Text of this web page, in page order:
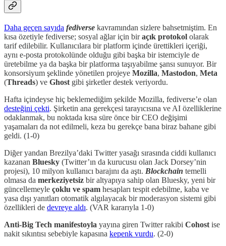
Daha geçen sayıda fediverse kavramından sizlere bahsetmiştim. En
kısa özetiyle fediverse; sosyal ağlar için biraçık protokol olarak
tarif edilebilir. Kullanıcılara bir platform içinde ürettikleri içeriği,
aynı e-posta protokolünde olduğu gibi başka bir istemciyle de
üretebilme ya da başka bir platforma taşıyabilme şansı sunuyor. Bir
konsorsiyum şeklinde yönetilen projeye Mozilla, Mastodon, Meta
(Threads) ve Ghost gibi şirketler destek veriyordu.
Hafta içindeyse hiç beklemediğim şekilde Mozilla, fediverse’e olan
desteğini çekti. Şirketin ana gerekçesi tarayıcısına ve AI özelliklerine
odaklanmak, bu noktada kısa süre önce bir CEO değişimi
yaşamaları da not edilmeli, keza bu gerekçe bana biraz bahane gibi
geldi. (1-0)
Diğer yandan Brezilya’daki Twitter yasağı sırasında ciddi kullanıcı
kazanan Bluesky (Twitter’ın da kurucusu olan Jack Dorsey’nin
projesi), 10 milyon kullanıcı barajını da aştı. Blockchain temelli
olmasa da merkeziyetsiz bir altyapıya sahip olan Bluesky, yeni bir
güncellemeyle çoklu ve spam hesapları tespit edebilme, kaba ve
yasa dışı yanıtları otomatik algılayacak bir moderasyon sistemi gibi
özellikleri de devreye aldı. (VAR kararıyla 1-0)
Anti-Big Tech manifestoyla yayına giren Twitter rakibi Cohost ise
nakit sıkıntısı sebebiyle kapasına kepenk vurdu. (2-0)